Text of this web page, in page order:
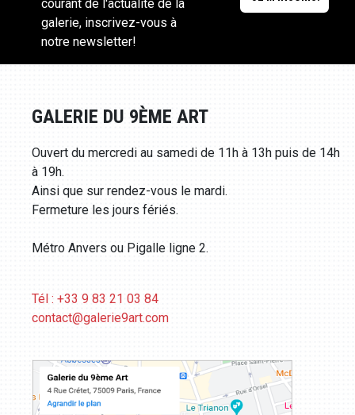
courant de l'actualité de la
galerie, inscrivez-vous à
notre newsletter!
GALERIE DU 9ÈME ART
Ouvert du mercredi au samedi de 11h à 13h puis de 14h
à 19h.
Ainsi que sur rendez-vous le mardi.
Fermeture les jours fériés.
Métro Anvers ou Pigalle ligne 2.
Tél : +33 9 83 21 03 84
contact@galerie9art.com